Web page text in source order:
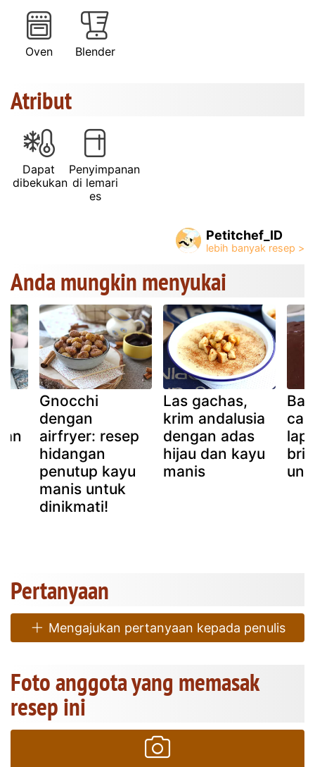
Oven Blender
Atribut
Dapat
dibekukan
Penyimpanan
di lemari
es
Petitchef_ID
Anda mungkin menyukai
Gnocchi
dengan
airfryer: resep
hidangan
penutup kayu
manis untuk
dinikmati!
Las gachas,
krim andalusia
dengan adas
hijau dan kayu
manis
Pertanyaan
Mengajukan pertanyaan kepada penulis
Foto anggota yang memasak
resep ini